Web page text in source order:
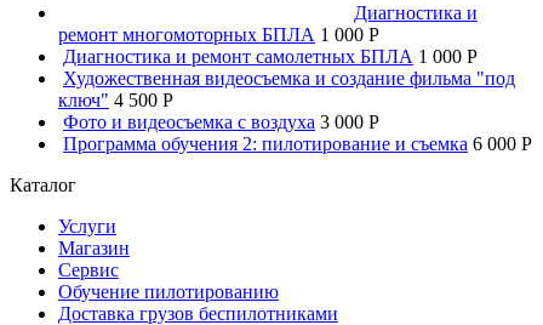
Диагностика и
ремонт многомоторных БПЛА 1 000 P
Диагностика и ремонт самолетных БПЛА 1 000 P
Художественная видеосъемка и создание фильма "под
ключ" 4 500 P
Фото и видеосъемка с воздуха 3 000 P
Программа обучения 2: пилотирование и съемка 6 000 P
Каталог
Услуги
Магазин
Сервис
Обучение пилотированию
Доставка грузов беспилотниками